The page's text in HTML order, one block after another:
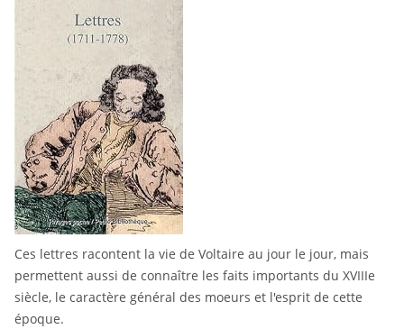
Ces lettres racontent la vie de Voltaire au jour le jour, mais
permettent aussi de connaître les faits importants du XVIIIe
siècle, le caractère général des moeurs et l'esprit de cette
époque.